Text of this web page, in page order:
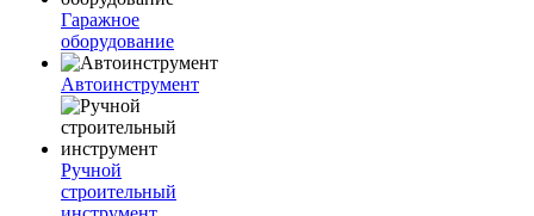
Гаражное
оборудование
Автоинструмент
Ручной
строительный